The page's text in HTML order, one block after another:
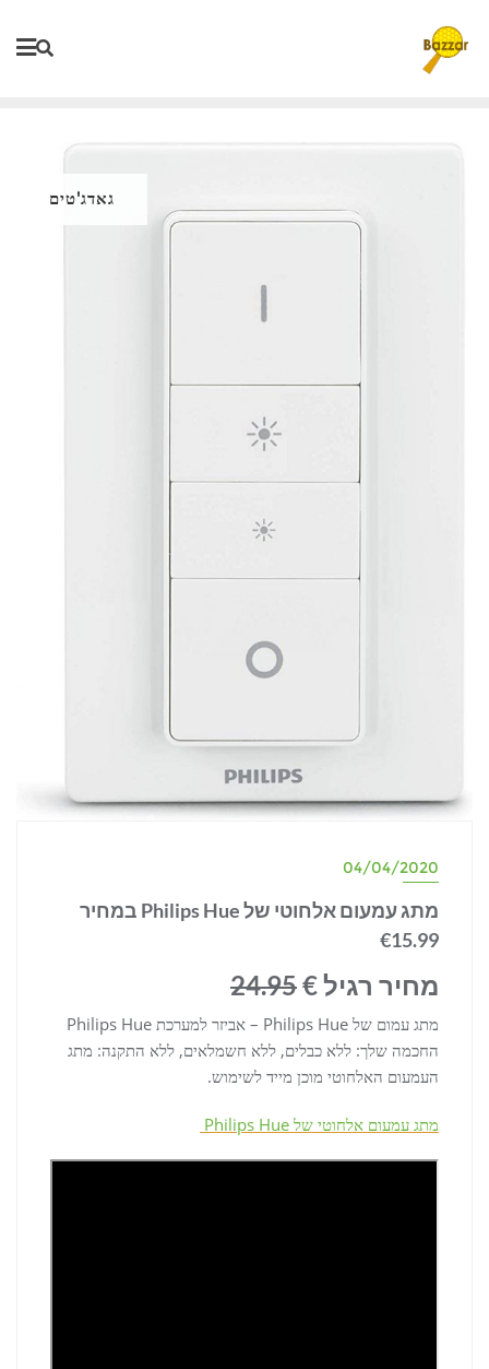
content
גאדג'טים
04/04/2020
מתג עמעום אלחוטי של Philips Hue במחיר
€15.99
מחיר רגיל €24.95
מתג עמום של Philips Hue – אביזר למערכת Philips Hue
החכמה שלך: ללא כבלים, ללא חשמלאים, ללא התקנה: מתג
העמעום האלחוטי מוכן מייד לשימוש.
מתג עמעום אלחוטי של Philips Hue